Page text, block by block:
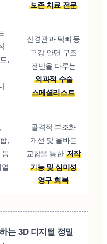
보존 치료 전문
,
신경관과 턱뼈 등
구강 안면 구조
전반을 다루는
외과적 수술
스페셜리스트
,
등
열
골격적 부조화
개선 및 올바른
교합을 통한 저작
기능 및 심미성
영구 회복
는 3D 디지털 정밀